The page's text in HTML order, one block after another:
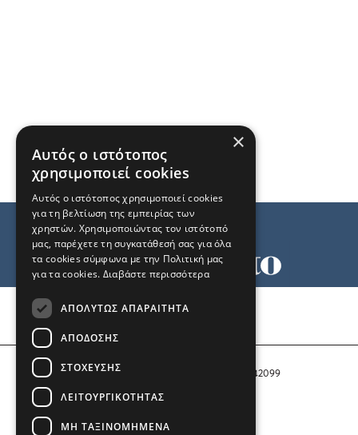
Αριθμός Πιστοποίησης Μ.Η.Τ. 242099
COPYRIGHT © 2026 Το Μανιφέστο
×
Αυτός ο ιστότοπος
χρησιμοποιεί cookies
Αυτός ο ιστότοπος χρησιμοποιεί cookies
για τη βελτίωση της εμπειρίας των
χρηστών. Χρησιμοποιώντας τον ιστότοπό
μας, παρέχετε τη συγκατάθεσή σας για όλα
τα cookies σύμφωνα με την Πολιτική μας
για τα cookies. Διαβάστε περισσότερα
ΑΠΟΛΎΤΩΣ ΑΠΑΡΑΊΤΗΤΑ
ΑΠΌΔΟΣΗΣ
ΣΤΌΧΕΥΣΗΣ
ΛΕΙΤΟΥΡΓΙΚΌΤΗΤΑΣ
ΜΗ ΤΑΞΙΝΟΜΗΜΈΝΑ